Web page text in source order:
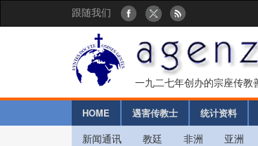
跟随我们
一九二七年创办的宗座传教
HOME 遇害传教士 统计资料
新闻通讯 教廷 非洲 亚洲